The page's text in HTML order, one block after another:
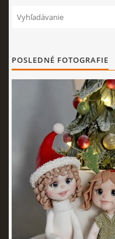
ZAUJÍMAVOSTI O
KVÁSKOVANIE
KURZY - ŠKOLENIA
POSLEDNÉ FOTOGRAFIE